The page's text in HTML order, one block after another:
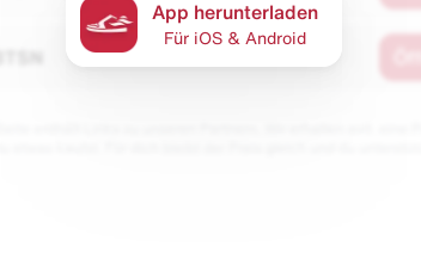
App herunterladen
Für iOS & Android